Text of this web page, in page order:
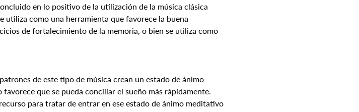
en lo positivo de la utilización de la música clásica
utiliza como una herramienta que favorece la buena
de fortalecimiento de la memoria, o bien se utiliza como
de este tipo de música crean un estado de ánimo
que se pueda conciliar el sueño más rápidamente.
para tratar de entrar en ese estado de ánimo meditativo